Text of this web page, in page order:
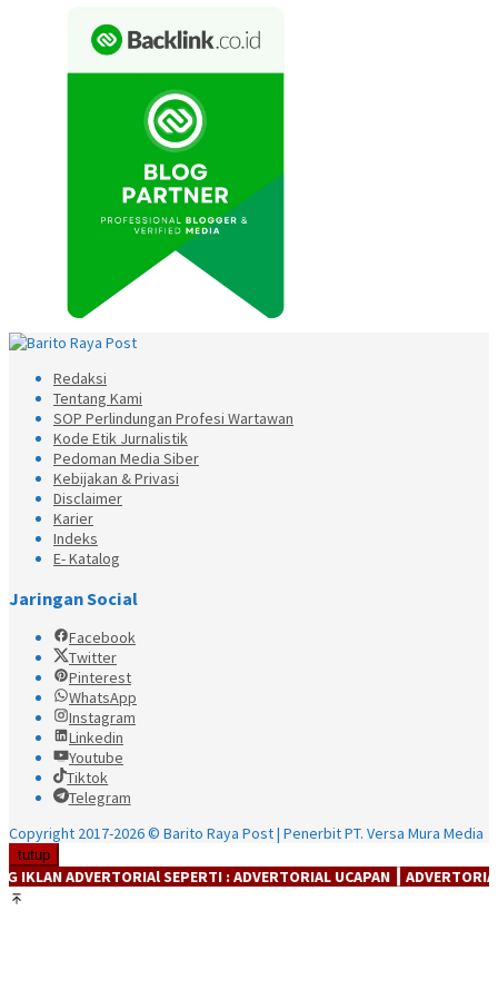
Redaksi
Tentang Kami
SOP Perlindungan Profesi Wartawan
Kode Etik Jurnalistik
Pedoman Media Siber
Kebijakan & Privasi
Disclaimer
Karier
Indeks
E- Katalog
Jaringan Social
Facebook
Twitter
Pinterest
WhatsApp
Instagram
Linkedin
Youtube
Tiktok
Telegram
Copyright 2017-2026 © Barito Raya Post | Penerbit PT. Versa Mura Media
tutup
SEPERTI : ADVERTORIAL UCAPAN ┃ ADVERTORIAL PRODUK ┃